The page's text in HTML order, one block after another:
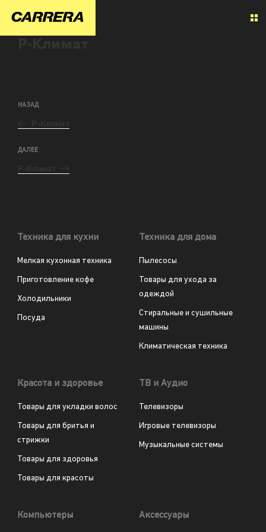
НАЗАД
ДАЛЕЕ
Техника для кухни
Мелкая кухонная техника
Приготовление кофе
Холодильники
Посуда
Техника для дома
Пылесосы
Товары для ухода за
одеждой
Стиральные и сушильные
машины
Климатическая техника
Красота и здоровье
Товары для укладки волос
Товары для бритья и
стрижки
Товары для здоровья
Товары для красоты
ТВ и Аудио
Телевизоры
Игровые телевизоры
Музыкальные системы
Компьютеры Аксессуары